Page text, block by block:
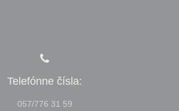
Telefónne čísla:
057/776 31 59